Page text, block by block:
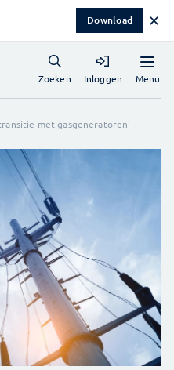
Download ✕
Menu
Zoeken Inloggen
met gasgeneratoren'